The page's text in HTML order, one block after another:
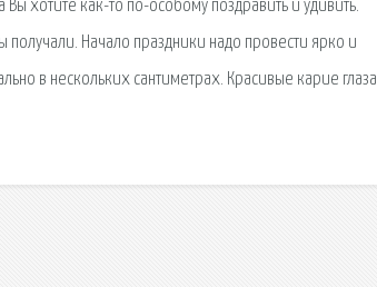
хотите как-то по-особому поздравить и удивить.
Начало праздники надо провести ярко и
в нескольких сантиметрах. Красивые карие глаза